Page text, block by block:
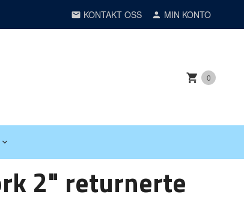
KONTAKT OSS MIN KONTO
0
2" returnerte